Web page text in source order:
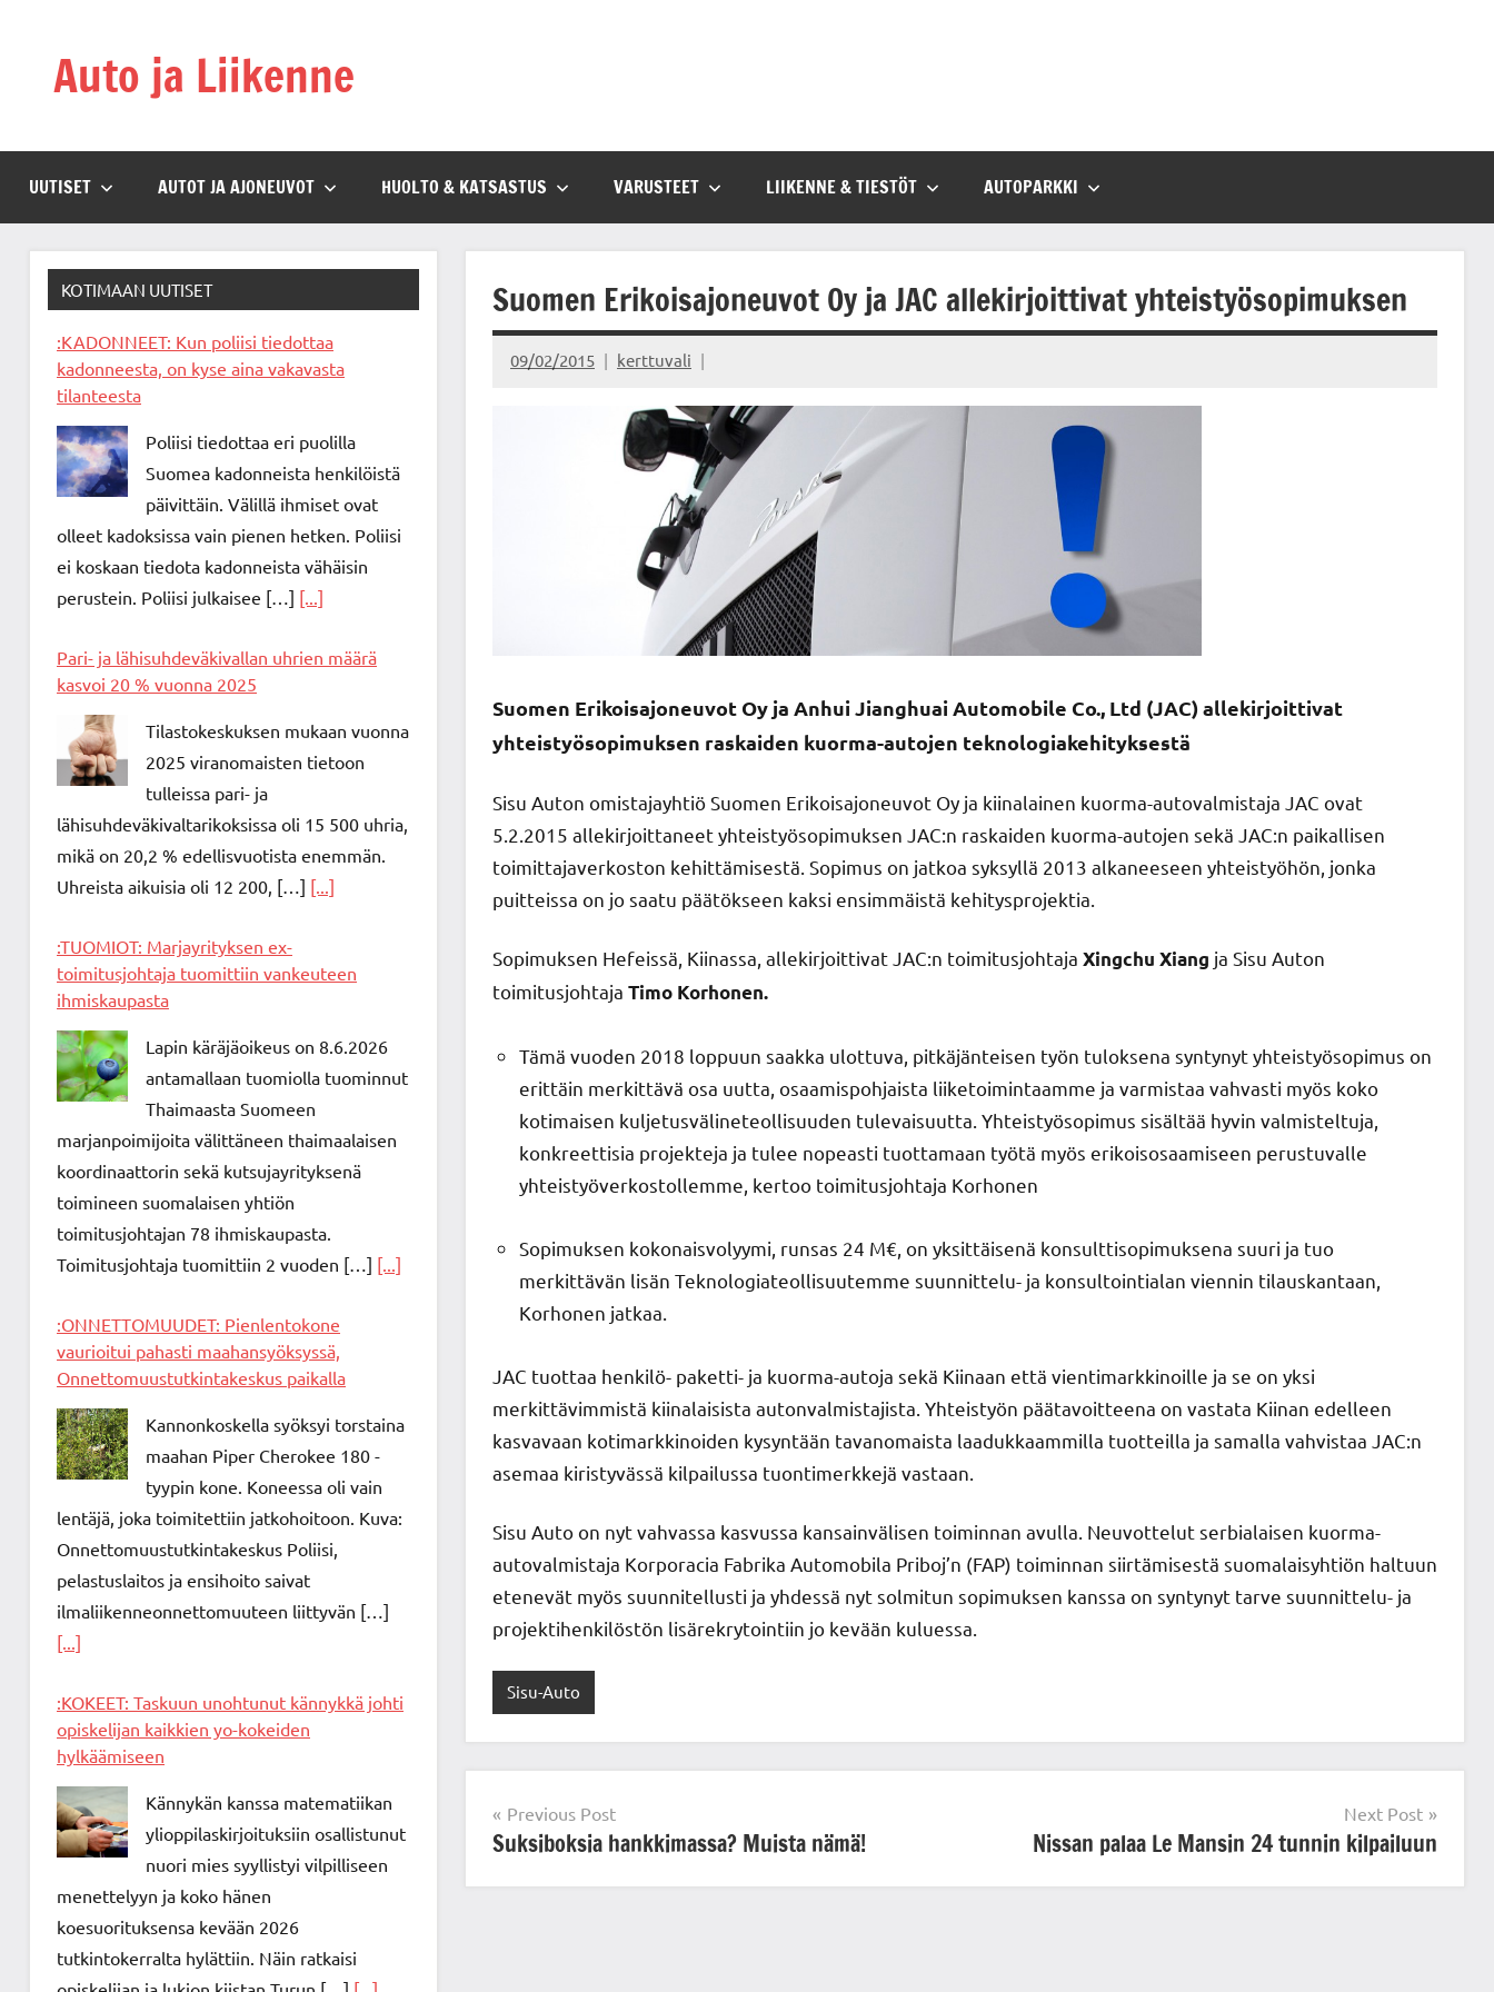
contentAuto ja Liikenne
UUTISET AUTOT JA AJONEUVOT HUOLTO & KATSASTUS VARUSTEET LIIKENNE & TIESTÖT AUTOPARKKI
Suomen Erikoisajoneuvot Oy ja JAC allekirjoittivat yhteistyösopimuksen
09/02/2015 kerttuvali
Suomen Erikoisajoneuvot Oy ja Anhui Jianghuai Automobile Co., Ltd (JAC) allekirjoittivat
yhteistyösopimuksen raskaiden kuorma-autojen teknologiakehityksestä
Sisu Auton omistajayhtiö Suomen Erikoisajoneuvot Oy ja kiinalainen kuorma-autovalmistaja JAC ovat
5.2.2015 allekirjoittaneet yhteistyösopimuksen JAC:n raskaiden kuorma-autojen sekä JAC:n paikallisen
toimittajaverkoston kehittämisestä. Sopimus on jatkoa syksyllä 2013 alkaneeseen yhteistyöhön, jonka
puitteissa on jo saatu päätökseen kaksi ensimmäistä kehitysprojektia.
Sopimuksen Hefeissä, Kiinassa, allekirjoittivat JAC:n toimitusjohtaja Xingchu Xiang ja Sisu Auton
toimitusjohtaja Timo Korhonen.
Tämä vuoden 2018 loppuun saakka ulottuva, pitkäjänteisen työn tuloksena syntynyt yhteistyösopimus on
erittäin merkittävä osa uutta, osaamispohjaista liiketoimintaamme ja varmistaa vahvasti myös koko
kotimaisen kuljetusvälineteollisuuden tulevaisuutta. Yhteistyösopimus sisältää hyvin valmisteltuja,
konkreettisia projekteja ja tulee nopeasti tuottamaan työtä myös erikoisosaamiseen perustuvalle
yhteistyöverkostollemme, kertoo toimitusjohtaja Korhonen
Sopimuksen kokonaisvolyymi, runsas 24 M€, on yksittäisenä konsulttisopimuksena suuri ja tuo
merkittävän lisän Teknologiateollisuutemme suunnittelu- ja konsultointialan viennin tilauskantaan,
Korhonen jatkaa.
JAC tuottaa henkilö- paketti- ja kuorma-autoja sekä Kiinaan että vientimarkkinoille ja se on yksi
merkittävimmistä kiinalaisista autonvalmistajista. Yhteistyön päätavoitteena on vastata Kiinan edelleen
kasvavaan kotimarkkinoiden kysyntään tavanomaista laadukkaammilla tuotteilla ja samalla vahvistaa JAC:n
asemaa kiristyvässä kilpailussa tuontimerkkejä vastaan.
Sisu Auto on nyt vahvassa kasvussa kansainvälisen toiminnan avulla. Neuvottelut serbialaisen kuorma-
autovalmistaja Korporacia Fabrika Automobila Priboj’n (FAP) toiminnan siirtämisestä suomalaisyhtiön haltuun
etenevät myös suunnitellusti ja yhdessä nyt solmitun sopimuksen kanssa on syntynyt tarve suunnittelu- ja
projektihenkilöstön lisärekrytointiin jo kevään kuluessa.
Sisu-Auto
Post
navigation
Previous Post
Suksiboksia hankkimassa? Muista nämä!
Next Post
Nissan palaa Le Mansin 24 tunnin kilpailuun
KOTIMAAN UUTISET
:KADONNEET: Kun poliisi tiedottaa
kadonneesta, on kyse aina vakavasta
tilanteesta
Poliisi tiedottaa eri puolilla
Suomea kadonneista henkilöistä
päivittäin. Välillä ihmiset ovat
olleet kadoksissa vain pienen hetken. Poliisi
ei koskaan tiedota kadonneista vähäisin
perustein. Poliisi julkaisee […] [...]
Pari- ja lähisuhdeväkivallan uhrien määrä
kasvoi 20 % vuonna 2025
Tilastokeskuksen mukaan vuonna
2025 viranomaisten tietoon
tulleissa pari- ja
lähisuhdeväkivaltarikoksissa oli 15 500 uhria,
mikä on 20,2 % edellisvuotista enemmän.
Uhreista aikuisia oli 12 200, […] [...]
:TUOMIOT: Marjayrityksen ex-
toimitusjohtaja tuomittiin vankeuteen
ihmiskaupasta
Lapin käräjäoikeus on 8.6.2026
antamallaan tuomiolla tuominnut
Thaimaasta Suomeen
marjanpoimijoita välittäneen thaimaalaisen
koordinaattorin sekä kutsujayrityksenä
toimineen suomalaisen yhtiön
toimitusjohtajan 78 ihmiskaupasta.
Toimitusjohtaja tuomittiin 2 vuoden […] [...]
:ONNETTOMUUDET: Pienlentokone
vaurioitui pahasti maahansyöksyssä,
Onnettomuustutkintakeskus paikalla
Kannonkoskella syöksyi torstaina
maahan Piper Cherokee 180 -
tyypin kone. Koneessa oli vain
lentäjä, joka toimitettiin jatkohoitoon. Kuva:
Onnettomuustutkintakeskus Poliisi,
pelastuslaitos ja ensihoito saivat
ilmaliikenneonnettomuuteen liittyvän […]
[...]
:KOKEET: Taskuun unohtunut kännykkä johti
opiskelijan kaikkien yo-kokeiden
hylkäämiseen
Kännykän kanssa matematiikan
ylioppilaskirjoituksiin osallistunut
nuori mies syyllistyi vilpilliseen
menettelyyn ja koko hänen
koesuorituksensa kevään 2026
tutkintokerralta hylättiin. Näin ratkaisi